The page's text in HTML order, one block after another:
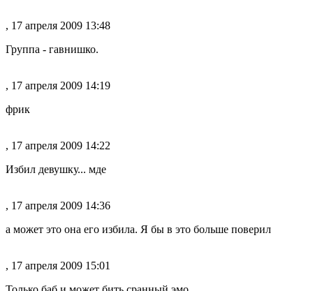
, 17 апреля 2009 13:48
Группа - гавнишко.
, 17 апреля 2009 14:19
фрик
, 17 апреля 2009 14:22
Избил девушку... мде
, 17 апреля 2009 14:36
а может это она его избила. Я бы в это больше поверил
, 17 апреля 2009 15:01